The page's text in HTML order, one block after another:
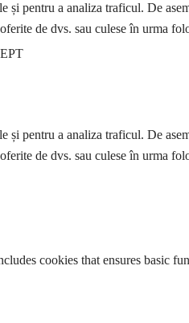
pentru a analiza traficul. De
de dvs. sau culese în urma
pentru a analiza traficul. De
de dvs. sau culese în urma
cookies that ensures basic